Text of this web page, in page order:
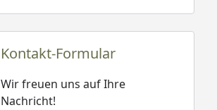
Kontakt-Formular
Wir freuen uns auf Ihre
Nachricht!